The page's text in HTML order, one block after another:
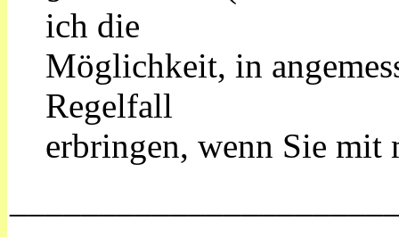
ich die
Möglichkeit, in
Regelfall
erbringen, wenn Sie mit